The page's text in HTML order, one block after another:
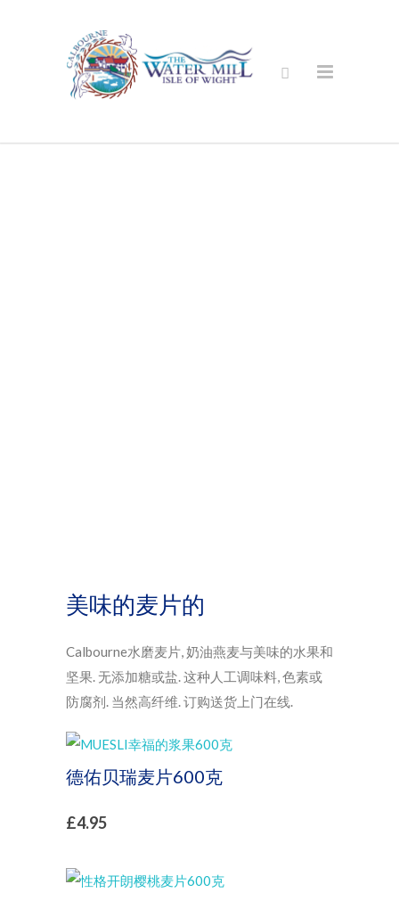
美味的麦片的
Calbourne水磨麦片, 奶油燕麦与美味的水果和
坚果. 无添加糖或盐. 这种人工调味料, 色素或
防腐剂. 当然高纤维. 订购送货上门在线.
德佑贝瑞麦片600克
£4.95